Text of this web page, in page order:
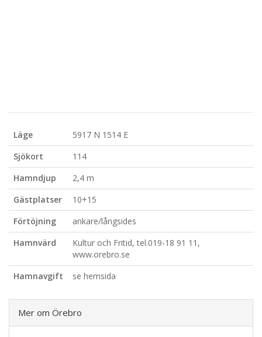
Läge
5917 N 1514 E
Sjökort
114
Hamndjup
2,4 m
Gästplatser
10+15
Förtöjning
ankare/långsides
Hamnvärd
Kultur och Fritid, tel.019-18 91 11,
www.orebro.se
Hamnavgift
se hemsida
Mer om Örebro